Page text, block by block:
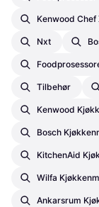
Kenwood
Nxt
Tilbehør
Kenwood
Bosch
KitchenAid
Wilfa
Ankarsrum